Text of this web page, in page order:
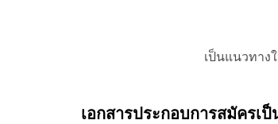
เป็นแนวทา
เอกสารประกอบการสมัครเ